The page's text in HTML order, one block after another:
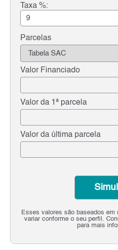
Taxa %:
Parcelas
Valor Financiado
Valor da 1ª parcela
Valor da última parcela
Esses valores são baseados em
variar conforme o seu perfil.
para mais